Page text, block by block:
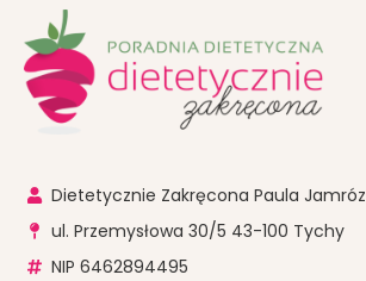
Dietetycznie Zakręcona Paula Jamróz
ul. Przemysłowa 30/5 43-100 Tychy
NIP 6462894495